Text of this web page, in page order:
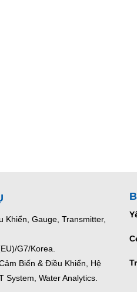
Khiển, Gauge, Transmitter,
G7/Korea.
Biến & Điều Khiển, Hệ
Water Analytics.